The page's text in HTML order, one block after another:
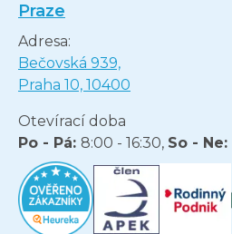
Praze
Adresa:
Bečovská 939,
Praha 10, 10400
Otevírací doba
Po - Pá: 8:00 - 16:30, So - Ne: